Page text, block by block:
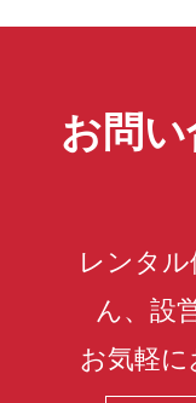
お問
レンタ
ん、設
お気軽に